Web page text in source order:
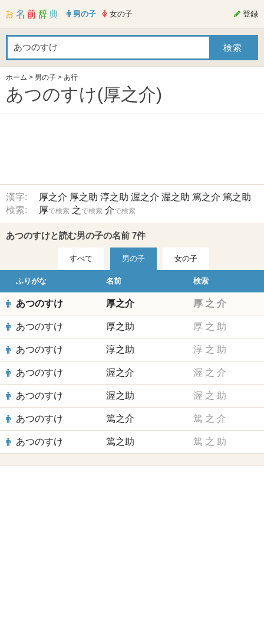
男の子 女の子 登録
ホーム > 男の子 > あ行
あつのすけ(厚之介)
漢字: 厚之介 厚之助 淳之助 渥之介 渥之助 篤之介 篤之助
検索:
厚で検索 之 で検索 介で検索
あつのすけと読む男の子の名前 7件
すべて 男の子 女の子
ふりがな 名前 検索
あつのすけ 厚之介 厚 之 介
あつのすけ 厚之助 厚 之 助
あつのすけ 淳之助 淳 之 助
あつのすけ 渥之介 渥 之 介
あつのすけ 渥之助 渥 之 助
あつのすけ 篤之介 篤 之 介
あつのすけ 篤之助 篤 之 助